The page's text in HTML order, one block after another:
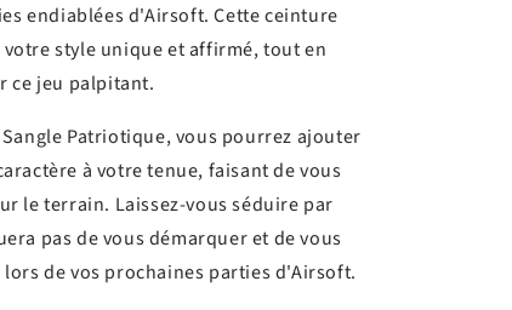
endiablées d'Airsoft. Cette ceinture
style unique et affirmé, tout en
ce jeu palpitant.
Sangle Patriotique, vous pourrez ajouter
à votre tenue, faisant de vous
le terrain. Laissez-vous séduire par
pas de vous démarquer et de vous
de vos prochaines parties d'Airsoft.